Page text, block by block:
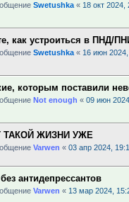
Swetushka « 18 окт 2024,
как устроиться в ПНД/
Swetushka « 16 июн
которым поставили
Not enough « 09 июн
ТАКОЙ ЖИЗНИ УЖЕ
Varwen « 03 апр 2024,
антидепрессантов
Varwen « 13 мар 2024,